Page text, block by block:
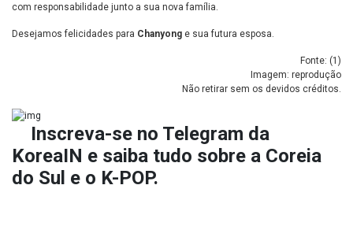
com responsabilidade junto a sua nova família.
Desejamos felicidades para Chanyong e sua futura esposa.
Fonte: (1 )
Imagem: reprodução
Não retirar sem os devidos créditos.
Inscreva-se no Telegram da
KoreaIN e saiba tudo sobre a Coreia
do Sul e o K-POP.